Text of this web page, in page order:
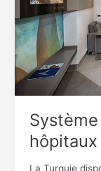
La Turquie
hôpitaux
privés
publics